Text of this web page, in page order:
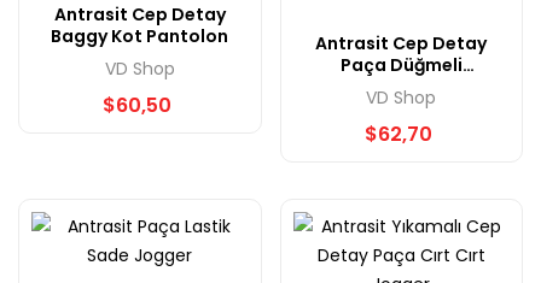
Antrasit Cep Detay
Baggy Kot Pantolon
VD Shop
$60,50
Antrasit Cep Detay
Paça Düğmeli
Dökümlü Jogger
VD Shop
$62,70